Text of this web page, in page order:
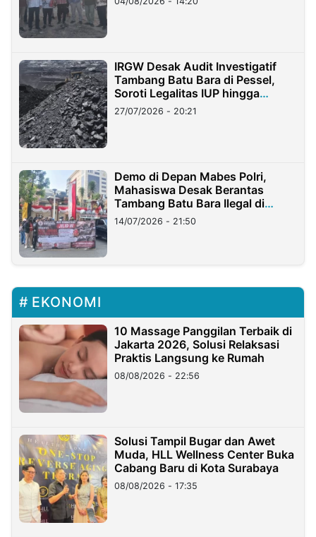
IRGW Desak Audit Investigatif
Tambang Batu Bara di Pessel,
Soroti Legalitas IUP hingga
Stockpile
27/07/2026 - 20:21
Demo di Depan Mabes Polri,
Mahasiswa Desak Berantas
Tambang Batu Bara Ilegal di
Lampung
14/07/2026 - 21:50
EKONOMI
10 Massage Panggilan Terbaik di
Jakarta 2026, Solusi Relaksasi
Praktis Langsung ke Rumah
08/08/2026 - 22:56
Solusi Tampil Bugar dan Awet
Muda, HLL Wellness Center Buka
Cabang Baru di Kota Surabaya
08/08/2026 - 17:35